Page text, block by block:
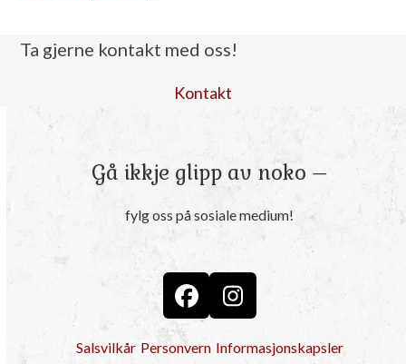
Ta gjerne kontakt med oss!
Kontakt
Gå ikkje glipp av noko –
fylg oss på sosiale medium!
FacebookInstagram
Salsvilkår Personvern Informasjonskapsler